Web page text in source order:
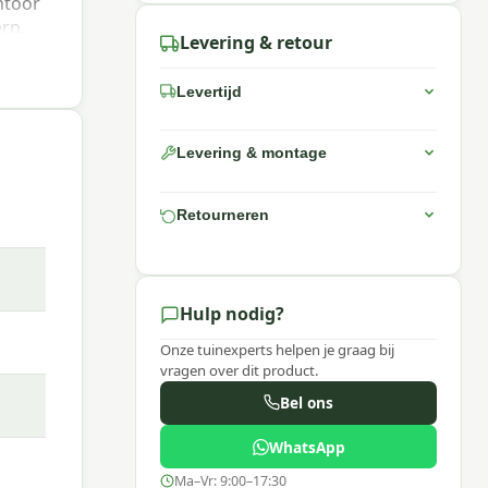
Levering & retour
Levertijd
Levering & montage
Retourneren
Hulp nodig?
Onze tuinexperts helpen je graag bij
vragen over dit product.
Bel ons
WhatsApp
Ma–Vr: 9:00–17:30